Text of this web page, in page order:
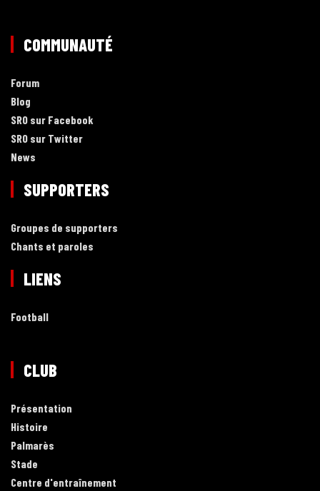
COMMUNAUTÉ
Forum
Blog
SRO sur Facebook
SRO sur Twitter
News
SUPPORTERS
Groupes de supporters
Chants et paroles
LIENS
Football
CLUB
Présentation
Histoire
Palmarès
Stade
Centre d'entraînement